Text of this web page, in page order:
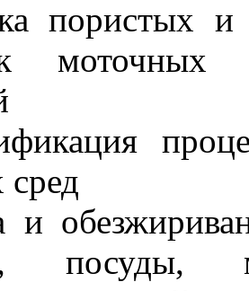
пористых и
моточных
и
посуды,